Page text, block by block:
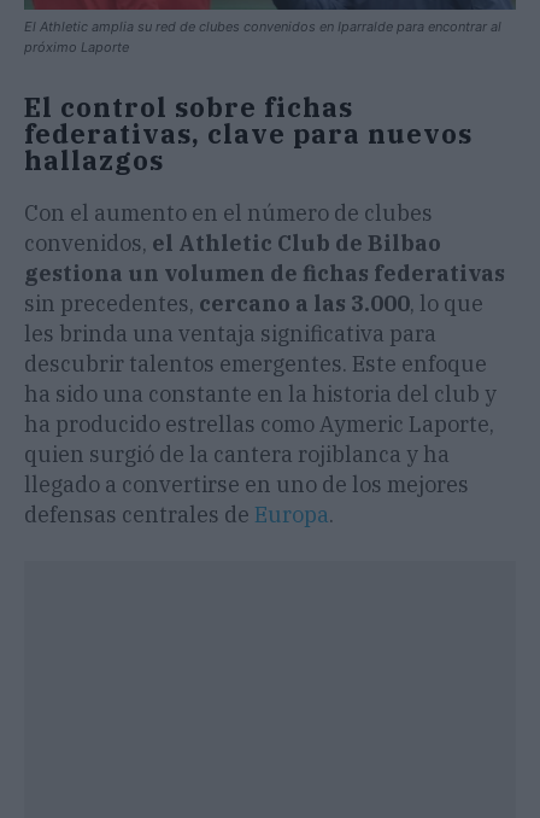
El Athletic amplia su red de clubes convenidos en Iparralde para encontrar al
próximo Laporte
El control sobre fichas
federativas, clave para nuevos
hallazgos
Con el aumento en el número de clubes
convenidos, el Athletic Club de Bilbao
gestiona un volumen de fichas federativas
sin precedentes, cercano a las 3.000, lo que
les brinda una ventaja significativa para
descubrir talentos emergentes. Este enfoque
ha sido una constante en la historia del club y
ha producido estrellas como Aymeric Laporte,
quien surgió de la cantera rojiblanca y ha
llegado a convertirse en uno de los mejores
defensas centrales de Europa.